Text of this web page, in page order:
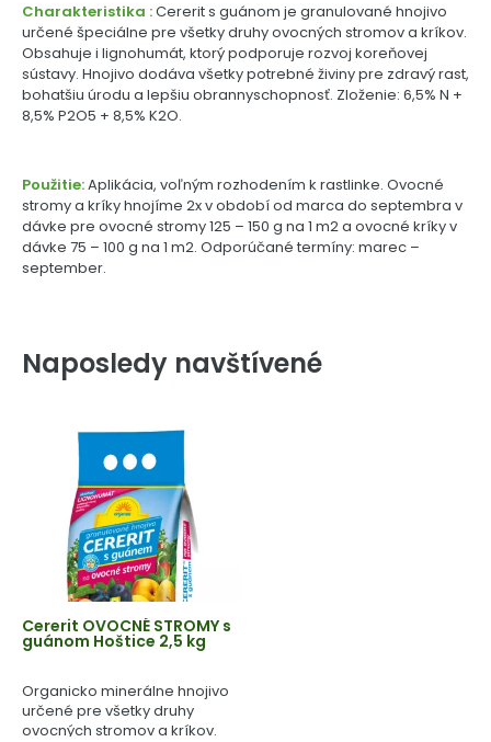
Charakteristika :Cererit s guánom je granulované hnojivo
určené špeciálne pre všetky druhy ovocných stromov a kríkov.
Obsahuje i lignohumát, ktorý podporuje rozvoj koreňovej
sústavy. Hnojivo dodáva všetky potrebné živiny pre zdravý rast,
bohatšiu úrodu a lepšiu obrannyschopnosť. Zloženie: 6,5% N +
8,5% P2O5 + 8,5% K2O.
Použitie:Aplikácia, voľným rozhodením k rastlinke. Ovocné
stromy a kríky hnojíme 2x v období od marca do septembra v
dávke pre ovocné stromy 125 – 150 g na 1 m2 a ovocné kríky v
dávke 75 – 100 g na 1 m2. Odporúčané termíny: marec –
september.
Naposledy navštívené
Cererit OVOCNÉ STROMY s
guánom Hoštice 2,5 kg
Organicko minerálne hnojivo
určené pre všetky druhy
ovocných stromov a kríkov.